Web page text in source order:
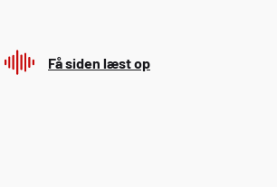
Få siden læst op